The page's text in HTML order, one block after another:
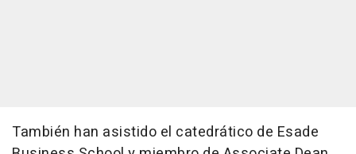
También han asistido el catedrático de Esade